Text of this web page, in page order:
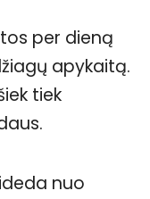
per dieną
apykaitą.
tiek
nuo